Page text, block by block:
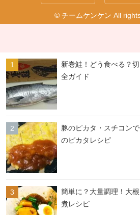
© チームケンケン All
新巻鮭！どう食べる？
全ガイド
豚のピカタ・スチコン
のピカタレシピ
簡単に？大量調理！大
煮レシピ